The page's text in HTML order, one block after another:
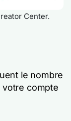
Center.
le nombre
votre compte